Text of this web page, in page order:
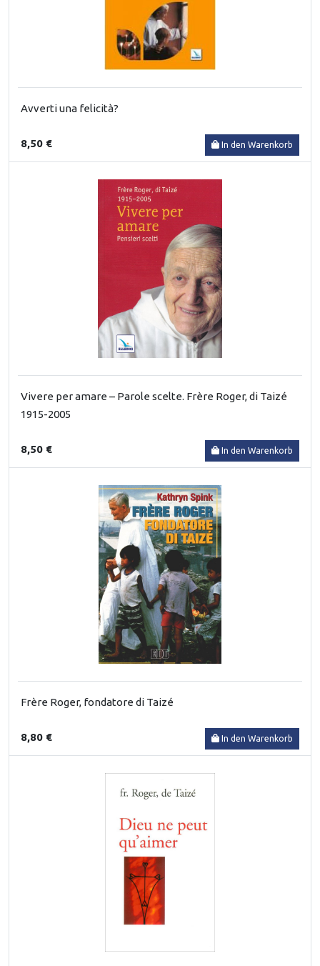
Avverti una felicità?
8,50 € In den Warenkorb
Vivere per amare – Parole scelte. Frère Roger, di Taizé
1915-2005
8,50 € In den Warenkorb
Frère Roger, fondatore di Taizé
8,80 € In den Warenkorb